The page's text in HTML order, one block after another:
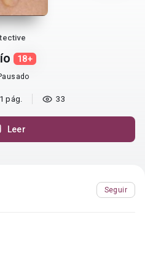
18+
pág. 33
Leer
Seguir